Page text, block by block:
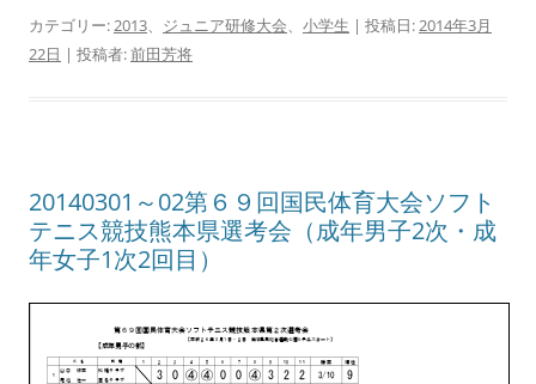
カテゴリー:2013、 ジュニア研修大会、 小学生 | 投稿日:2014年3月
22日 | 投稿者:前田芳将
20140301～02第６９回国民体育大会ソフト
テニス競技熊本県選考会（成年男子2次・成
年女子1次2回目）